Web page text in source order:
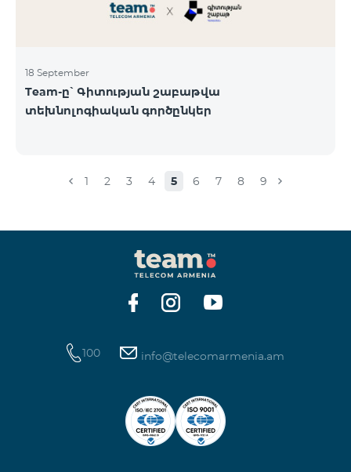
Սարքավորումները հասանելի են HomPlex-ի team
18 September
Team-ը՝ Գիտության շաբաթվա
տեխնոլոգիական գործընկեր
1 2 3 4 5 6 7 8 9
100 info@telecomarmenia.am